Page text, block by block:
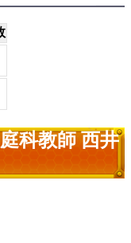
科教師 西井